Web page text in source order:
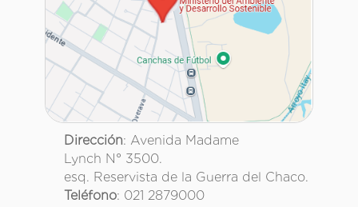
Dirección: Avenida Madame
Lynch N° 3500.
esq. Reservista de la Guerra del Chaco.
Teléfono: 021 2879000